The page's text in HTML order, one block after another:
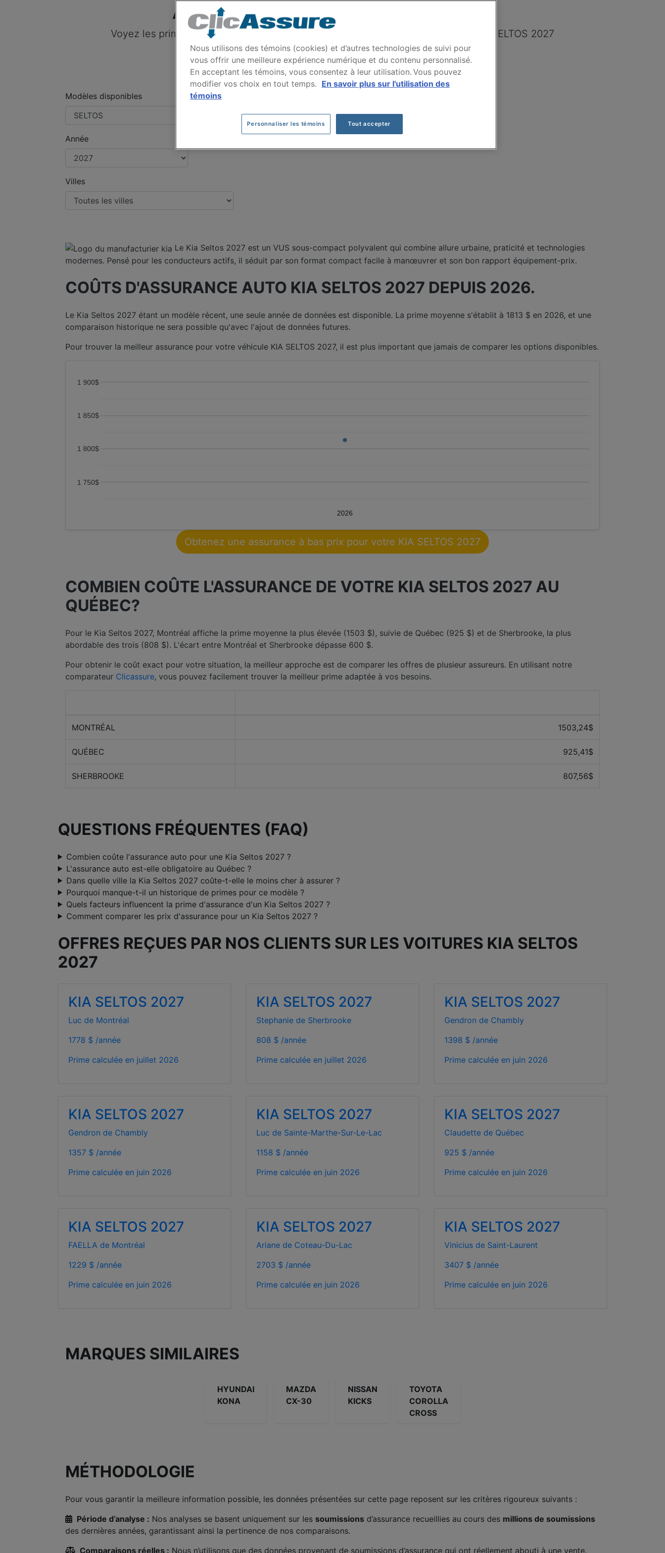
Assurance auto KIA SELTOS 2027
Voyez les primes payées par nos clients pour leur assurance auto de marque KIA SELTOS 2027
Cliquez ici pour économiser sur votre assurance auto
Modèles disponibles
Année
Villes
Le Kia Seltos 2027 est un VUS sous-compact polyvalent qui combine allure urbaine, praticité et technologies
modernes. Pensé pour les conducteurs actifs, il séduit par son format compact facile à manœuvrer et son bon rapport équipement-prix.
COÛTS D'ASSURANCE AUTO KIA SELTOS 2027 DEPUIS 2026.
Le Kia Seltos 2027 étant un modèle récent, une seule année de données est disponible. La prime moyenne s'établit à 1813 $ en 2026, et une
comparaison historique ne sera possible qu'avec l'ajout de données futures.
Pour trouver la meilleur assurance pour votre véhicule KIA SELTOS 2027, il est plus important que jamais de comparer les options disponibles.
2026
1 750$
1 800$
1 850$
1 900$
Obtenez une assurance à bas prix pour votre KIA SELTOS 2027
COMBIEN COÛTE L'ASSURANCE DE VOTRE KIA SELTOS 2027 AU
QUÉBEC?
Pour le Kia Seltos 2027, Montréal affiche la prime moyenne la plus élevée (1503 $), suivie de Québec (925 $) et de Sherbrooke, la plus
abordable des trois (808 $). L'écart entre Montréal et Sherbrooke dépasse 600 $.
Pour obtenir le coût exact pour votre situation, la meilleur approche est de comparer les offres de plusieur assureurs. En utilisant notre
comparateur Clicassure, vous pouvez facilement trouver la meilleur prime adaptée à vos besoins.
MONTRÉAL 1503,24$
QUÉBEC 925,41$
SHERBROOKE 807,56$
QUESTIONS FRÉQUENTES (FAQ)
Combien coûte l'assurance auto pour une Kia Seltos 2027 ?
L'assurance auto est-elle obligatoire au Québec ?
Dans quelle ville la Kia Seltos 2027 coûte-t-elle le moins cher à assurer ?
Pourquoi manque-t-il un historique de primes pour ce modèle ?
Quels facteurs influencent la prime d'assurance d'un Kia Seltos 2027 ?
Comment comparer les prix d'assurance pour un Kia Seltos 2027 ?
OFFRES REÇUES PAR NOS CLIENTS SUR LES VOITURES KIA SELTOS
2027
KIA SELTOS 2027
Luc de Montréal
1778 $ /année
Prime calculée en juillet 2026
KIA SELTOS 2027
Stephanie de Sherbrooke
808 $ /année
Prime calculée en juillet 2026
KIA SELTOS 2027
Gendron de Chambly
1398 $ /année
Prime calculée en juin 2026
KIA SELTOS 2027
Gendron de Chambly
1357 $ /année
Prime calculée en juin 2026
KIA SELTOS 2027
Luc de Sainte-Marthe-Sur-Le-Lac
1158 $ /année
Prime calculée en juin 2026
KIA SELTOS 2027
Claudette de Québec
925 $ /année
Prime calculée en juin 2026
KIA SELTOS 2027
FAELLA de Montréal
1229 $ /année
Prime calculée en juin 2026
KIA SELTOS 2027
Ariane de Coteau-Du-Lac
2703 $ /année
Prime calculée en juin 2026
KIA SELTOS 2027
Vinicius de Saint-Laurent
3407 $ /année
Prime calculée en juin 2026
MARQUES SIMILAIRES
HYUNDAI
KONA
MAZDA
CX-30
NISSAN
KICKS
TOYOTA
COROLLA
CROSS
MÉTHODOLOGIE
Pour vous garantir la meilleure information possible, les données présentées sur cette page reposent sur les critères rigoureux suivants :
Période d’analyse : Nos analyses se basent uniquement sur les soumissions d’assurance recueillies au cours des millions de soumissions
des dernières années, garantissant ainsi la pertinence de nos comparaisons.
Comparaisons réelles : Nous n’utilisons que des données provenant de soumissions d’assurance qui ont réellement abouti à une vente.
Nous utilisons des témoins (cookies) et d’autres technologies de suivi pour
vous offrir une meilleure expérience numérique et du contenu personnalisé.
En acceptant les témoins, vous consentez à leur utilisation. Vous pouvez
modifier vos choix en tout temps. En savoir plus sur l'utilisation des
témoins
Personnaliser les témoins Tout accepter